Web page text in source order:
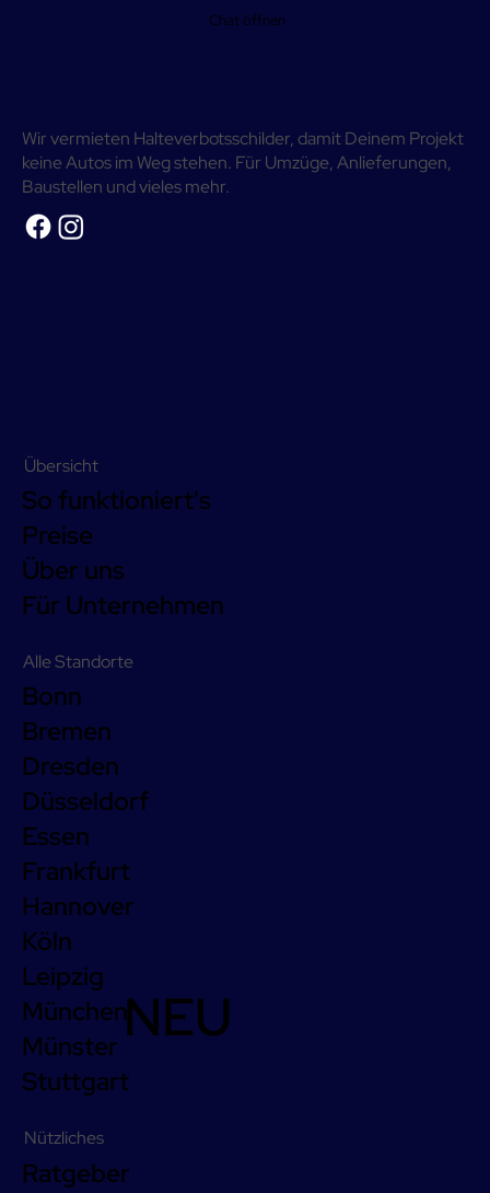
Chat öffnen
Wir vermieten Halteverbotsschilder, damit Deinem Projekt
keine Autos im Weg stehen. Für Umzüge, Anlieferungen,
Baustellen und vieles mehr.
Übersicht
So funktioniert's
Preise
Über uns
Für Unternehmen
Alle Standorte
Bonn
Bremen
Dresden
Düsseldorf
Essen
Frankfurt
Hannover
Köln
Leipzig
München
Münster
Stuttgart
NEU
Nützliches
Ratgeber